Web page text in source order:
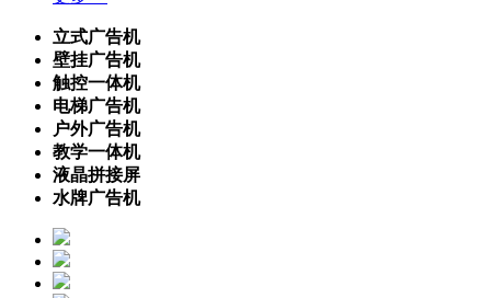
立式广告机
壁挂广告机
触控一体机
电梯广告机
户外广告机
教学一体机
液晶拼接屏
水牌广告机